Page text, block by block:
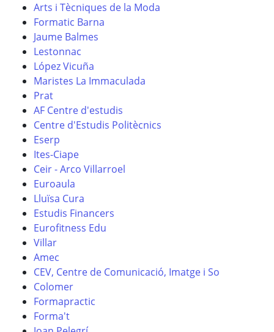
Arts i Tècniques de la Moda
Formatic Barna
Jaume Balmes
Lestonnac
López Vicuña
Maristes La Immaculada
Prat
AF Centre d'estudis
Centre d'Estudis Politècnics
Eserp
Ites-Ciape
Ceir - Arco Villarroel
Euroaula
Lluïsa Cura
Estudis Financers
Eurofitness Edu
Villar
Amec
CEV, Centre de Comunicació, Imatge i So
Colomer
Formapractic
Forma't